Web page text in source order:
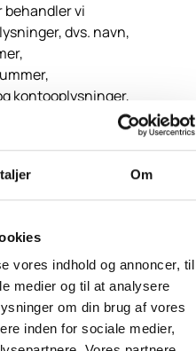
Om
vores indhold og annoncer, til
medier og til at analysere
om din brug af vores
inden for sociale medier,
behandler vi
dvs. navn,
kontooplysninger,
eller
kunden.
herfor